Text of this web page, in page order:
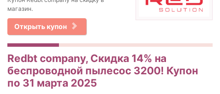
магазин.
Открыть купон
Redbt company, Cкидка 14% на
беспроводной пылесос 3200! Купон
по 31 марта 2025